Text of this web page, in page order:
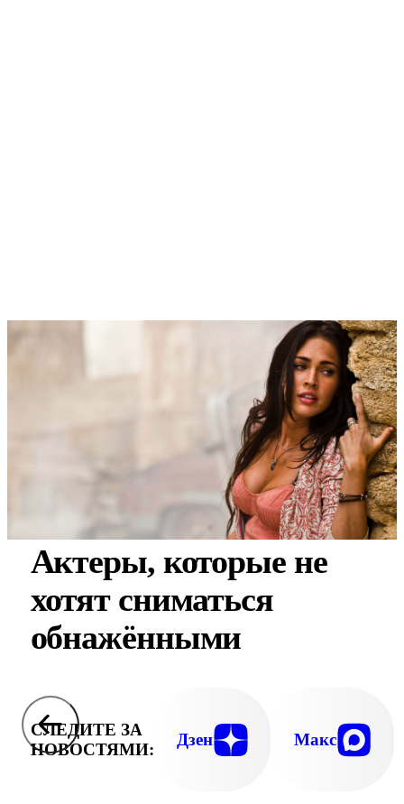
Актеры, которые не
хотят сниматься
обнажёнными
СЛЕДИТЕ ЗА
НОВОСТЯМИ:
Дзен Макс